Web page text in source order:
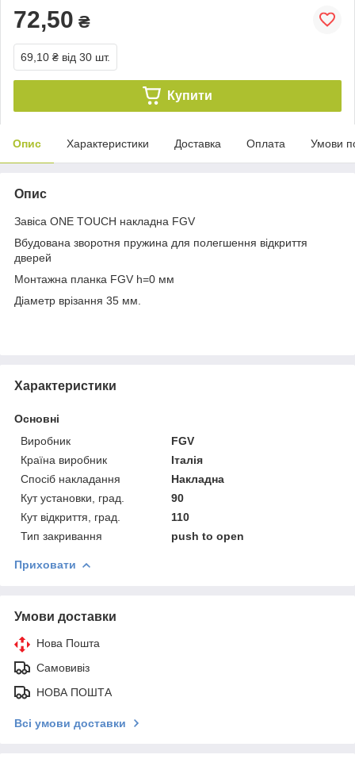
72,50 ₴
69,10 ₴ від 30 шт.
Купити
Опис Характеристики Доставка Оплата Умови
Опис
Завіса ONE TOUCH накладна FGV
Вбудована зворотня пружина для полегшення відкриття
дверей
Монтажна планка FGV h=0 мм
Діаметр врізання 35 мм.
Характеристики
Основні
Виробник
FGV
Країна виробник
Італія
Спосіб накладання
Накладна
Кут установки, град.
90
Кут відкриття, град.
110
Тип закривання
push to open
Приховати
Умови доставки
Нова Пошта
Самовивіз
НОВА ПОШТА
Всі умови доставки